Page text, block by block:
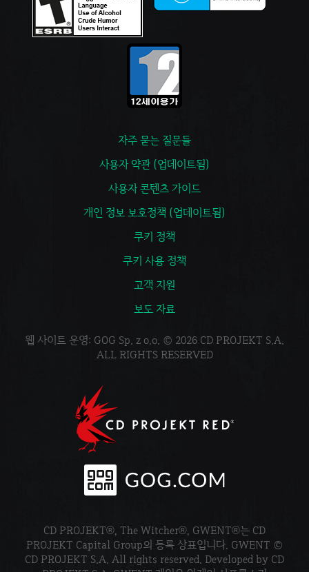
자주 묻는 질문들
사용자 약관 (업데이트됨)
사용자 콘텐츠 가이드
개인 정보 보호정책 (업데이트됨)
쿠키 정책
쿠키 사용 정책
고객 지원
보도 자료
웹 사이트 운영: GOG Sp. z o.o. © 2026 CD PROJEKT S.A.
ALL RIGHTS RESERVED
CD PROJEKT®, The Witcher®, GWENT®는 CD
PROJEKT Capital Group의 등록 상표입니다. GWENT ©
CD PROJEKT S.A. All rights reserved. Developed by CD